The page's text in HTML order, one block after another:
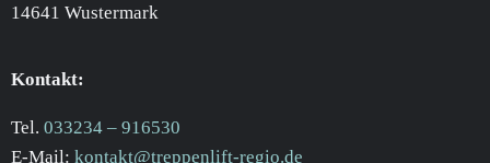
14641 Wustermark
Kontakt:
Tel. 033234 – 916530
E-Mail: kontakt@treppenlift-regio.de